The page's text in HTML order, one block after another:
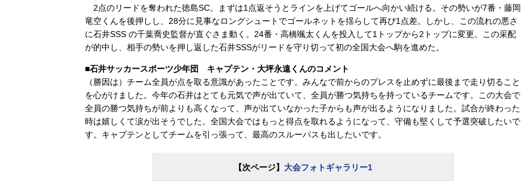
2点のリードを奪われた徳島SC。まずは1点返そうとラインを上げてゴールへ向かい続ける。その勢いが7番・藤岡
竜空くんを後押しし、28分に見事なロングシュートでゴールネットを揺らして再び1点差。しかし、この流れの悪さ
に石井SSS の千葉喬史監督が直ぐさま動く。24番・高橋颯太くんを投入して1トップから2トップに変更。この采配
が的中し、相手の勢いを押し返した石井SSSがリードを守り切って初の全国大会へ駒を進めた。
■石井サッカースポーツ少年団 キャプテン・大坪永遠くんのコメント
（勝因は）チーム全員が点を取る意識があったことです。みんなで前からのプレスを止めずに最後まで走り切ること
を心がけました。今年の石井はとても元気で声が出ていて、全員が勝つ気持ちを持っているチームです。この大会で
全員の勝つ気持ちが前よりも高くなって、声が出ていなかった子からも声が出るようになりました。試合が終わった
時は嬉しくて涙が出そうでした。全国大会ではもっと得点を取れるようになって、守備も堅くして予選突破したいで
す。キャプテンとしてチームを引っ張って、最高のスルーパスも出したいです。
【次ページ】 大会フォトギャラリー1